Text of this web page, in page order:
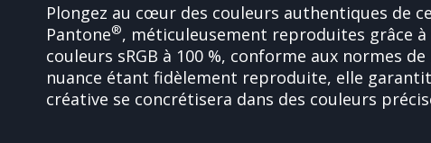
Plongez au cœur des couleurs authentiques de
Pantone®, méticuleusement reproduites grâce à
couleurs sRGB à 100 %, conforme aux normes
nuance étant fidèlement reproduite, elle
créative se concrétisera dans des couleurs